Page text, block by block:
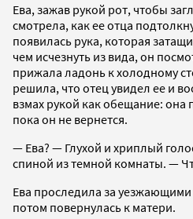
Ева, зажав рукой рот, чтобы
смотрела, как ее отца
появилась рука, которая
чем исчезнуть из вида, он
прижала ладонь к холодному
решила, что отец увидел ее и
взмах рукой как обещание: она
пока он не вернется.
— Ева? — Глухой и хриплый
спиной из темной комнаты. —
Ева проследила за
потом повернулась к матери.